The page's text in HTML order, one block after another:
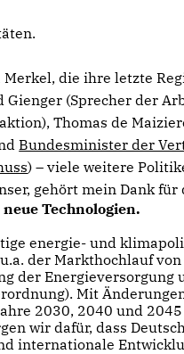
die ihre letzte
(Sprecher der
Thomas de
Bundesminister der
) – viele weitere
gehört mein Dank
Technologien.
energie- und
der Markthochlauf
der Energieversorgung
Mit
2030, 2040 und
wir dafür, dass
internationale